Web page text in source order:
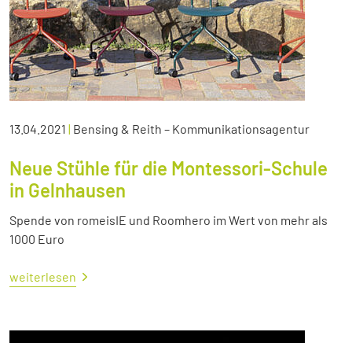
13.04.2021 | Bensing & Reith – Kommunikationsagentur
Neue Stühle für die Montessori-Schule
in Gelnhausen
Spende von romeisIE und Roomhero im Wert von mehr als
1000 Euro
weiterlesen